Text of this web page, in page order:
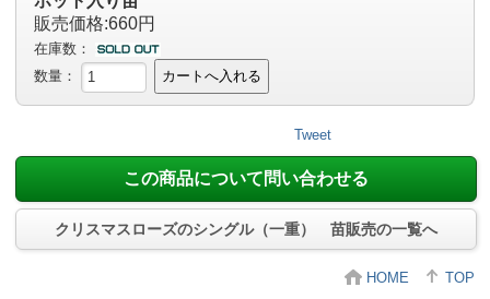
販売価格:660円
在庫数：
数量：
カートへ入れる
Tweet
この商品について問い合わせる
クリスマスローズのシングル（一重） 苗販売の一覧へ
HOME TOP